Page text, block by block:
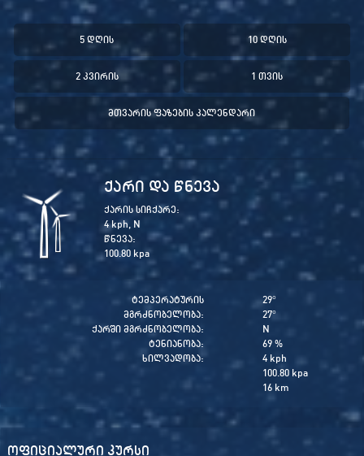
5 დღის 10 დღის
2 კვირის 1 თვის
მთვარის ფაზების კალენდარი
ქარი და წნევა
ქარის სიჩქარე:
4 kph, N
წნევა:
100.80 kpa
ტემპერატურის
მგრძნობელობა:
ქარში მგრძნობელობა:
ტენიანობა:
ხილვადობა:
29°
27°
N
69 %
4 kph
100.80 kpa
16 km
ოფიციალური კურსი